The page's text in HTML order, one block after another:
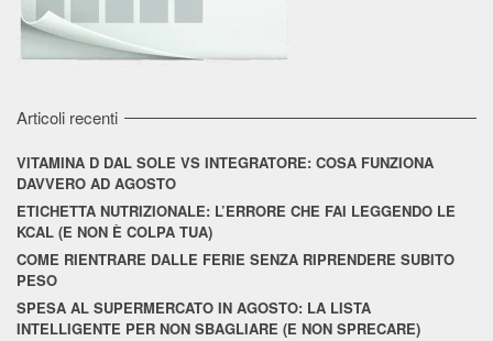
Articoli recenti
VITAMINA D DAL SOLE VS INTEGRATORE: COSA FUNZIONA
DAVVERO AD AGOSTO
ETICHETTA NUTRIZIONALE: L’ERRORE CHE FAI LEGGENDO LE
KCAL (E NON È COLPA TUA)
COME RIENTRARE DALLE FERIE SENZA RIPRENDERE SUBITO
PESO
SPESA AL SUPERMERCATO IN AGOSTO: LA LISTA
INTELLIGENTE PER NON SBAGLIARE (E NON SPRECARE)